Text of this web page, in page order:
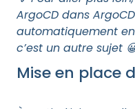
ArgoCD dans
automatiquement
c’est un autre sujet
Mise en place